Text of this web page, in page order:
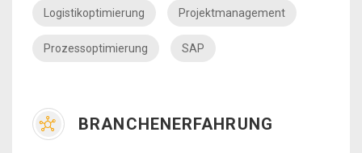
Logistikoptimierung Projektmanagement
Prozessoptimierung SAP
BRANCHENERFAHRUNG